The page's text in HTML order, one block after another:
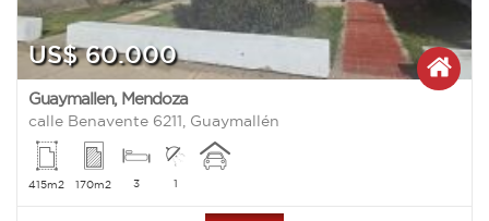
US$ 60.000
Guaymallen, Mendoza
calle Benavente 6211, Guaymallén
415m2 170m2 3 1